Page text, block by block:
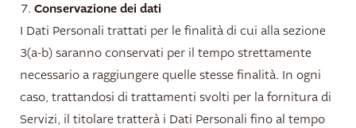
Conservazione dei dati
I Dati Personali trattati per le finalità di cui alla sezione
3(a-b) saranno conservati per il tempo strettamente
necessario a raggiungere quelle stesse finalità. In ogni
caso, trattandosi di trattamenti svolti per la fornitura di
Servizi, il titolare tratterà i Dati Personali fino al tempo